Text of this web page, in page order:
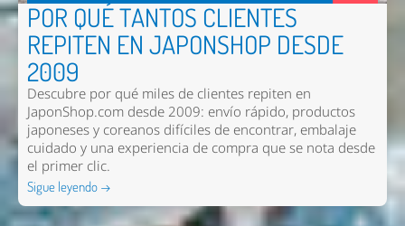
POR QUÉ TANTOS CLIENTES
REPITEN EN JAPONSHOP DESDE
2009
Descubre por qué miles de clientes repiten en
JaponShop.com desde 2009: envío rápido, productos
japoneses y coreanos difíciles de encontrar, embalaje
cuidado y una experiencia de compra que se nota desde
el primer clic.
Sigue leyendo →